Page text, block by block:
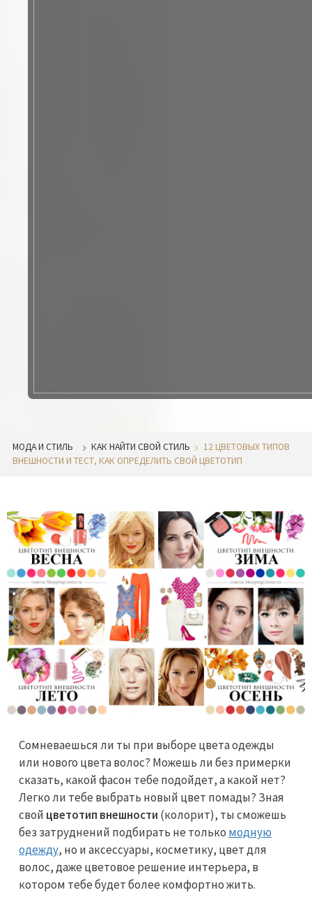
МОДА И СТИЛЬ КАК НАЙТИ СВОЙ СТИЛЬ
12 ЦВЕТОВЫХ ТИПОВ
ВНЕШНОСТИ И ТЕСТ, КАК ОПРЕДЕЛИТЬ СВОЙ ЦВЕТОТИП
Сомневаешься ли ты при выборе цвета одежды
или нового цвета волос? Можешь ли без примерки
сказать, какой фасон тебе подойдет, а какой нет?
Легко ли тебе выбрать новый цвет помады? Зная
свой цветотип внешности (колорит), ты сможешь
без затруднений подбирать не только модную
одежду, но и аксессуары, косметику, цвет для
волос, даже цветовое решение интерьера, в
котором тебе будет более комфортно жить.